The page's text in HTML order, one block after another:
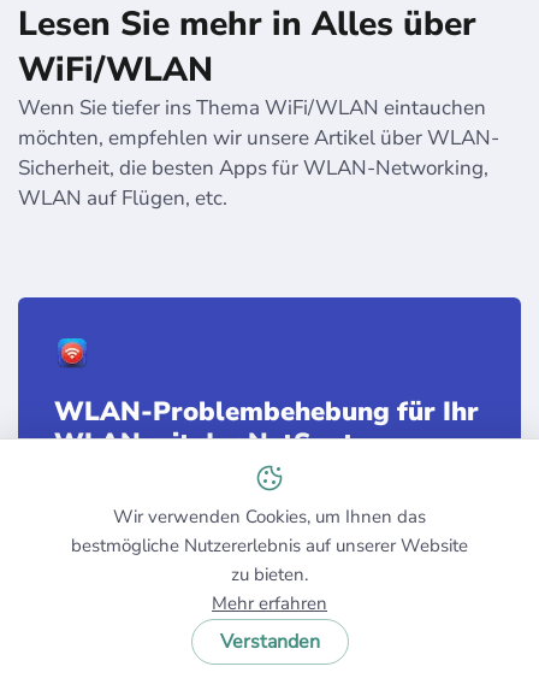
Lesen Sie mehr in Alles über
WiFi/WLAN
Wenn Sie tiefer ins Thema WiFi/WLAN eintauchen
möchten, empfehlen wir unsere Artikel über WLAN-
Sicherheit, die besten Apps für WLAN-Networking,
WLAN auf Flügen, etc.
WLAN-Problembehebung für Ihr
WLAN mit der NetSpot
Standort-Analyse-App
Erfahren Sie mehr
Wir verwenden Cookies, um Ihnen das
bestmögliche Nutzererlebnis auf unserer Website
zu bieten.
Mehr erfahren
Verstanden